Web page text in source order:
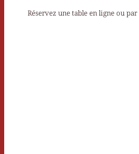
Réservez une table en ligne ou